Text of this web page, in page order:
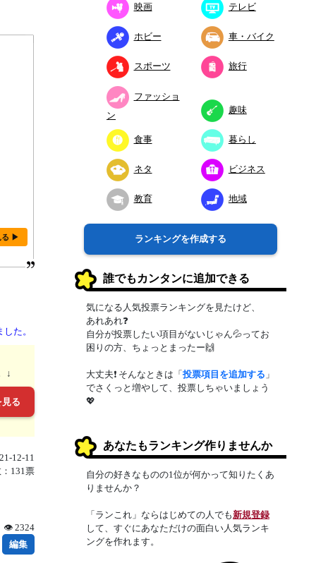
る ▶
た。
↓
る
12-11
131票
👁 2324
編集
映画 テレビ
ホビー 車・バイク
スポーツ 旅行
ファッショ
ン
趣味
食事 暮らし
ネタ ビジネス
教育 地域
ランキングを作成する
誰でもカンタンに追加できる
気になる人気投票ランキングを見たけど、
あれあれ❓
自分が投票したい項目がないじゃん💦ってお
困りの方、ちょっとまったー🙌
大丈夫❗ そんなときは「投票項目を追加する 」
でさくっと増やして、投票しちゃいましょう
💖
あなたもランキング作りませんか
自分の好きなものの1位が何かって知りたくあ
りませんか？
「ランこれ」ならはじめての人でも新規登録
して、すぐにあなただけの面白い人気ランキ
ングを作れます。